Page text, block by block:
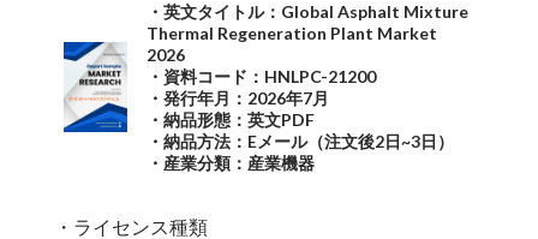
・英文タイトル：Global Asphalt Mixture
Thermal Regeneration Plant Market
2026
・資料コード：HNLPC-21200
・発行年月：2026年7月
・納品形態：英文PDF
・納品方法：Eメール（注文後2日~3日）
・産業分類：産業機器
・ライセンス種類